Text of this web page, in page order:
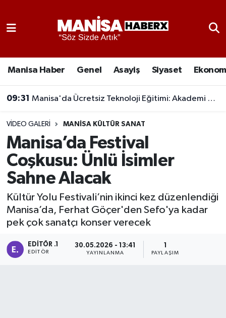
Manisa Haber Genel Asayiş Siyaset
09:31 Manisa'da Ücretsiz Teknoloji Eğitimi: Akademi Manisa Eğitimlere Başladı
VIDEO GALERI MANISA KÜLTÜR SANAT
Manisa’da Festival
Coşkusu: Ünlü İsimler
Sahne Alacak
Kültür Yolu Festivali’nin ikinci kez düzenlendiği
Manisa’da, Ferhat Göçer'den Sefo'ya kadar
pek çok sanatçı konser verecek
EDITÖR .1
EDITÖR
30.05.2026 - 13:41
YAYINLANMA PAYLAŞIM
Güncel
Gündem
Kültür-Sanat
Manisa Haber
Manisaspor
Manisa Nöbetçi Eczaneler
Süper Lig Puan Durumu ve Fikstür
Tüm Manşetler
Son Dakika Haberleri
Haber Arşivi